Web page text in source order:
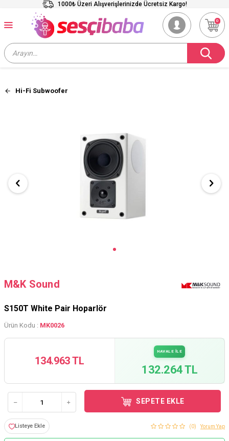
1000₺ Üzeri Alışverişlerinizde Ücretsiz Kargo!
0
Hi-Fi Subwoofer
M&K Sound
S150T White Pair Hoparlör
Ürün Kodu : MK0026
134.963 TL
HAVALE İLE
132.264 TL
SEPETE EKLE
Listeye Ekle (0) Yorum Yap